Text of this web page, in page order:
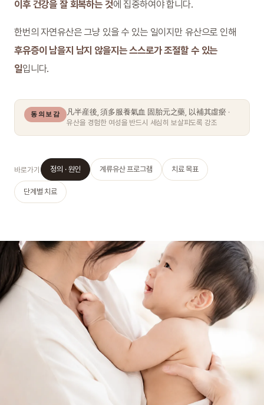
이후 건강을 잘 회복하는 것에 집중하여야 합니다.
한번의 자연유산은 그냥 있을 수 있는 일이지만 유산으로 인해
후유증이 남을지 남지 않을지는 스스로가 조절할 수 있는
일입니다.
동의보감 凡半産後, 須多服養氣血 固胎元之藥, 以補其虛瘀 ·
유산을 경험한 여성을 반드시 세심히 보살피도록 강조
바로가기 정의 · 원인 계류유산 프로그램 치료 목표
단계별 치료